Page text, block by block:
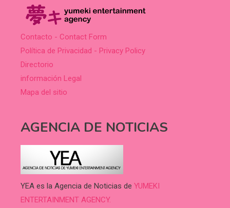
Contacto - Contact Form
Política de Privacidad - Privacy Policy
Directorio
información Legal
Mapa del sitio
AGENCIA DE NOTICIAS
YEA es la Agencia de Noticias de YUMEKI
ENTERTAINMENT AGENCY.